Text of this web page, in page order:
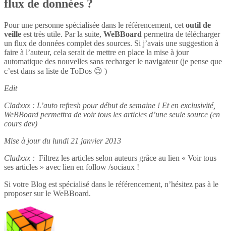
flux de données ?
Pour une personne spécialisée dans le référencement, cet outil de
veille est très utile. Par la suite, WeBBoard permettra de télécharger
un flux de données complet des sources. Si j’avais une suggestion à
faire à l’auteur, cela serait de mettre en place la mise à jour
automatique des nouvelles sans recharger le navigateur (je pense que
c’est dans sa liste de ToDos 😉 )
Edit
Cladxxx : L’auto refresh pour début de semaine ! Et en exclusivité,
WeBBoard permettra de voir tous les articles d’une seule source (en
cours dev)
Mise à jour du lundi 21 janvier 2013
Cladxxx : Filtrez les articles selon auteurs grâce au lien « Voir tous
ses articles » avec lien en follow /sociaux !
Si votre Blog est spécialisé dans le référencement, n’hésitez pas à le
proposer sur le WeBBoard.